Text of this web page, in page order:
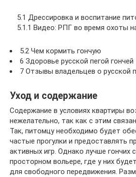
5.1 Дрессировка и воспитание
5.1.1 Видео: РПГ во время охоты
5.2 Чем кормить гончую
6 Здоровье русской пегой гончей
7 Отзывы владельцев о русской
Уход и содержание
Содержание в условиях квартиры
нежелательно, так как с этим
Так, питомцу необходимо будет
частые прогулки и предоставлять
активных игр. Однако лучше гончих
просторном вольере, где у них
для свободного передвижения.